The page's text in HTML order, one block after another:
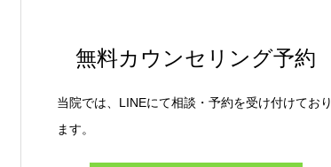
無料カウンセリング予約
当院では、LINEにて相談・予約を受け付けており
ます。